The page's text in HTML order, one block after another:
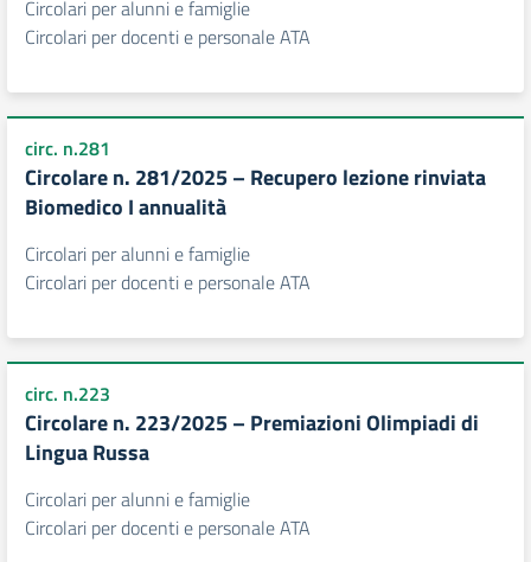
Circolari per alunni e famiglie
Circolari per docenti e personale ATA
circ. n.281
Circolare n. 281/2025 – Recupero lezione rinviata
Biomedico I annualità
Circolari per alunni e famiglie
Circolari per docenti e personale ATA
circ. n.223
Circolare n. 223/2025 – Premiazioni Olimpiadi di
Lingua Russa
Circolari per alunni e famiglie
Circolari per docenti e personale ATA